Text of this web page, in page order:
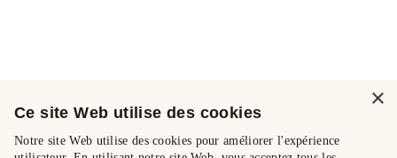
×
Ce site Web utilise des cookies
Notre site Web utilise des cookies pour améliorer l'expérience